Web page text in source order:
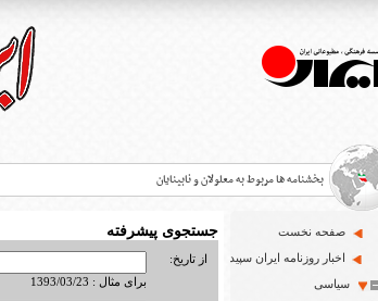
بخشنامه ها مربوط به معلولان و نابینایان
>
قانون حمایت از حقوق معلولان
صفحه نخست
اخبار روزنامه ایران سپید
سیاسی
جستجوی پیشرفته
از تاریخ:
برای مثال : 1393/03/23